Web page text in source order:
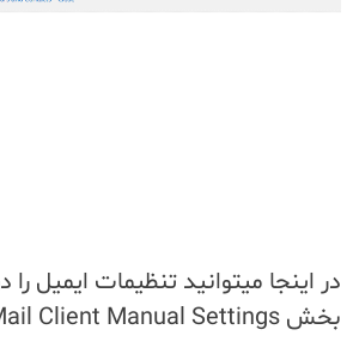
در اینجا میتوانید تنظیمات ایمیل
بخش Mail Client Manual Settings‌ ببینید.